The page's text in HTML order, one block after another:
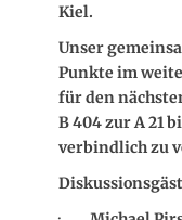
Kiel.
Unser
Punkte im
für den
B 404 zur A 21
verbindlich zu